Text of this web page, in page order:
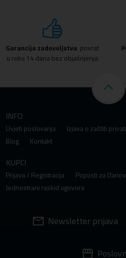
Garancija zadovoljstva povrat
u roku 14 dana bez objašnjenja
INFO
Uvjeti poslovanja Izjava o zaštiti
Blog
Kontakt
KUPCI
Prijava / Registracija Popusti za
Jednostrani raskid ugovora
Newsletter prijava